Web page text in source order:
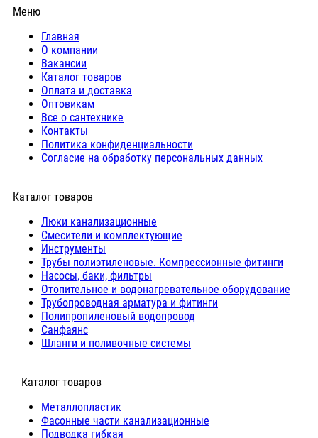
Меню
Главная
О компании
Вакансии
Каталог товаров
Оплата и доставка
Оптовикам
Все о сантехнике
Контакты
Политика конфиденциальности
Согласие на обработку персональных данных
Каталог товаров
Люки канализационные
Cмесители и комплектующие
Инструменты
Трубы полиэтиленовые. Компрессионные фитинги
Насосы, баки, фильтры
Отопительное и водонагревательное оборудование
Трубопроводная арматура и фитинги
Полипропиленовый водопровод
Санфаянс
Шланги и поливочные системы
⠀Каталог товаров
Металлопластик
Фасонные части канализационные
Подводка гибкая